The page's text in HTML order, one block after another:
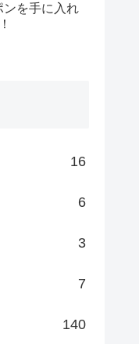
ンを手に入れ
16
6
3
7
140